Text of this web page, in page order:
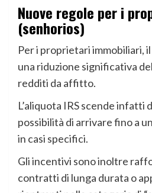
Nuove regole per i
(senhorios)
Per i proprietari immobiliari,
una riduzione significativa
redditi da affitto.
L’aliquota IRS scende infatti
possibilità di arrivare fino a
in casi specifici.
Gli incentivi sono inoltre
contratti di lunga durata o